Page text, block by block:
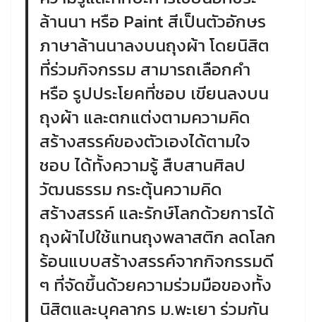
ล้านนา หรือ Paint สีเป็นตัวอักษร
ภาษาล้านนาลงบนถุงผ้า โดยนิสิต
ที่ร่วมกิจกรรม สามารถเลือกคำ
หรือ รูปประโยคที่ชอบ เขียนลงบน
ถุงผ้า และตกแต่งตามความคิด
สร้างสรรค์ของตัวเองได้ตามใจ
ชอบ ได้ทั้งความรู้ สืบสานศิลป
วัฒนธรรม กระตุ้นความคิด
สร้างสรรค์ และรักษ์โลกด้วยการได้
ถุงผ้าไปใช้แทนถุงพลาสติก ลดโลก
ร้อนแบบสร้างสรรค์จากกิจกรรมดี
ๆ ที่จัดขึ้นด้วยความร่วมมือของทั้ง
นิสิตและบุคลากร ม.พะเยา ร่วมกัน